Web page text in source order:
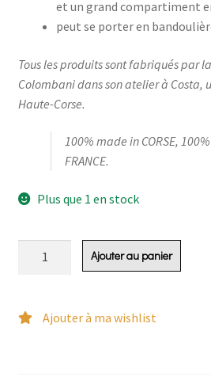
et un grand compartiment
peut se porter en
Tous les produits sont fabriqués par
Colombani dans son atelier à Costa,
Haute-Corse.
100% made in CORSE,
FRANCE.
Plus que 1 en stock
lézard
rose
Ajouter au panier
Ajouter à ma wishlist